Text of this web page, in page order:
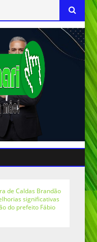
de Caldas Brandão
significativas
do prefeito Fábio